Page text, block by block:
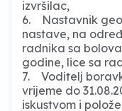
izvršilac,
6. Nastavnik
nastave, na
radnika sa
godine, lice sa
7. Voditelj
vrijeme do
iskustvom i